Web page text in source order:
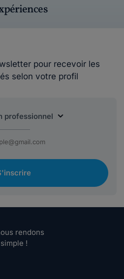
pour recevoir les
selon votre profil
rendons
!